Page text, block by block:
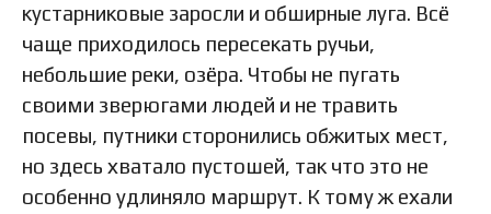
кустарниковые заросли и обширные луга. Всё
чаще приходилось пересекать ручьи,
небольшие реки, озёра. Чтобы не пугать
своими зверюгами людей и не травить
посевы, путники сторонились обжитых мест,
но здесь хватало пустошей, так что это не
особенно удлиняло маршрут. К тому ж ехали